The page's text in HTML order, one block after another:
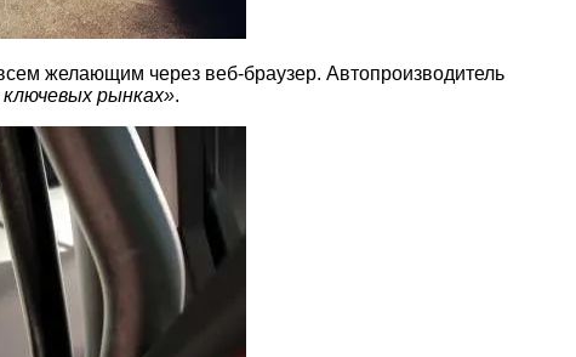
желающим через веб-браузер. Автопроизводитель
рынках».